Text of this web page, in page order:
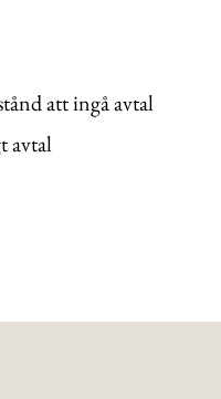
att ingå avtal
avtal